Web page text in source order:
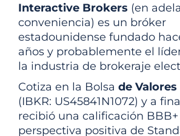
Interactive Brokers (en
conveniencia) es un bróker
estadounidense fundado
años y probablemente el
la industria de brokeraje
Cotiza en la Bolsa de
(IBKR: US45841N1072) y a
recibió una calificación
perspectiva positiva de